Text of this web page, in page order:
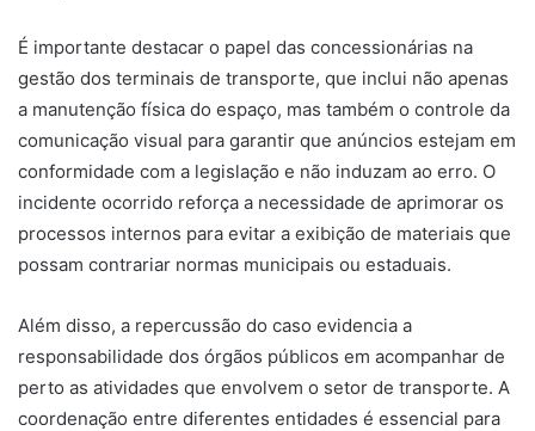
É importante destacar o papel das concessionárias na
gestão dos terminais de transporte, que inclui não apenas
a manutenção física do espaço, mas também o controle da
comunicação visual para garantir que anúncios estejam em
conformidade com a legislação e não induzam ao erro. O
incidente ocorrido reforça a necessidade de aprimorar os
processos internos para evitar a exibição de materiais que
possam contrariar normas municipais ou estaduais.
Além disso, a repercussão do caso evidencia a
responsabilidade dos órgãos públicos em acompanhar de
perto as atividades que envolvem o setor de transporte. A
coordenação entre diferentes entidades é essencial para